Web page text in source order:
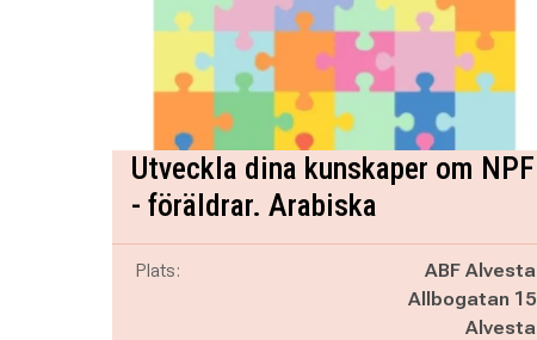
Utveckla dina kunskaper om NPF
- föräldrar. Arabiska
Plats:
ABF Alvesta
Allbogatan 15
Alvesta